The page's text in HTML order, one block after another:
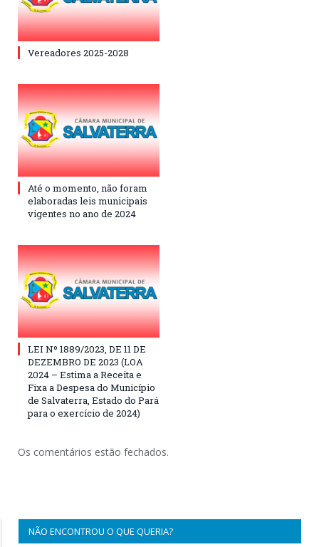
Vereadores 2025-2028
Até o momento, não foram
elaboradas leis municipais
vigentes no ano de 2024
LEI Nº 1889/2023, DE 11 DE
DEZEMBRO DE 2023 (LOA
2024 – Estima a Receita e
Fixa a Despesa do Município
de Salvaterra, Estado do Pará
para o exercício de 2024)
Os comentários estão fechados.
NÃO ENCONTROU O QUE QUERIA?